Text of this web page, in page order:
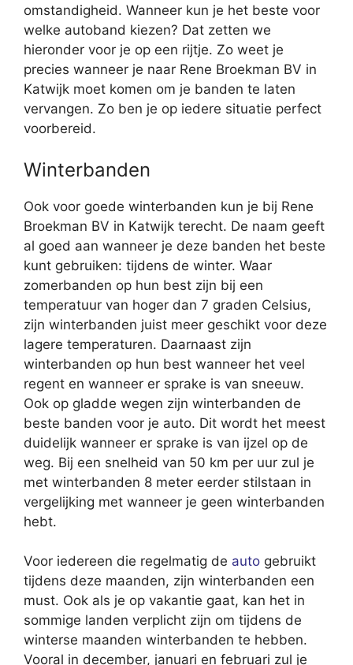
omstandigheid. Wanneer kun je het beste voor
welke autoband kiezen? Dat zetten we
hieronder voor je op een rijtje. Zo weet je
precies wanneer je naar Rene Broekman BV in
Katwijk moet komen om je banden te laten
vervangen. Zo ben je op iedere situatie perfect
voorbereid.
Winterbanden
Ook voor goede winterbanden kun je bij Rene
Broekman BV in Katwijk terecht. De naam geeft
al goed aan wanneer je deze banden het beste
kunt gebruiken: tijdens de winter. Waar
zomerbanden op hun best zijn bij een
temperatuur van hoger dan 7 graden Celsius,
zijn winterbanden juist meer geschikt voor deze
lagere temperaturen. Daarnaast zijn
winterbanden op hun best wanneer het veel
regent en wanneer er sprake is van sneeuw.
Ook op gladde wegen zijn winterbanden de
beste banden voor je auto. Dit wordt het meest
duidelijk wanneer er sprake is van ijzel op de
weg. Bij een snelheid van 50 km per uur zul je
met winterbanden 8 meter eerder stilstaan in
vergelijking met wanneer je geen winterbanden
hebt.
Voor iedereen die regelmatig de auto gebruikt
tijdens deze maanden, zijn winterbanden een
must. Ook als je op vakantie gaat, kan het in
sommige landen verplicht zijn om tijdens de
winterse maanden winterbanden te hebben.
Vooral in december, januari en februari zul je